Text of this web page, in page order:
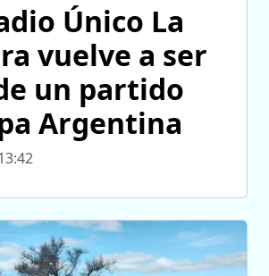
Único La
vuelve a ser
un partido
Argentina